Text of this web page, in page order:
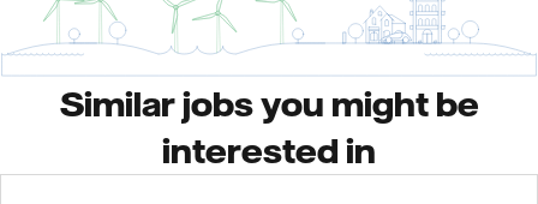
Similar jobs you might be
interested in